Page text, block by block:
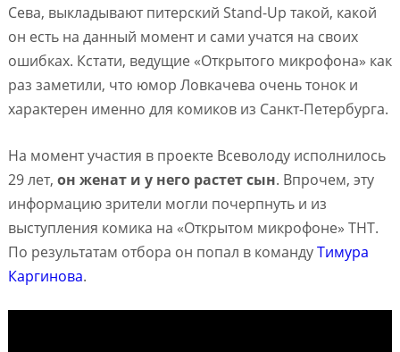
Сева, выкладывают питерский Stand-Up такой, какой
он есть на данный момент и сами учатся на своих
ошибках. Кстати, ведущие «Открытого микрофона» как
раз заметили, что юмор Ловкачева очень тонок и
характерен именно для комиков из Санкт-Петербурга.
На момент участия в проекте Всеволоду исполнилось
29 лет, он женат и у него растет сын. Впрочем, эту
информацию зрители могли почерпнуть и из
выступления комика на «Открытом микрофоне» ТНТ.
По результатам отбора он попал в командуТимура
Каргинова.